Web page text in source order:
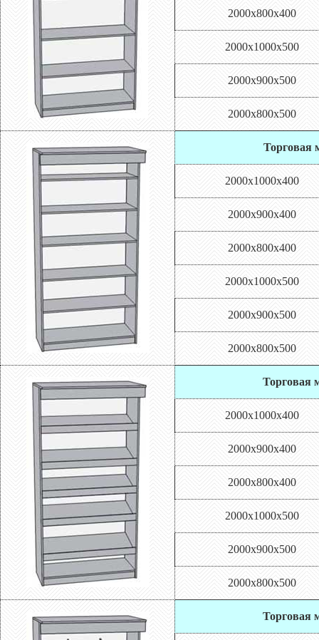
2000х800х400
2000х1000х500
2000х900х500
2000х800х500
Торговая
2000х1000х400
2000х900х400
2000х800х400
2000х1000х500
2000х900х500
2000х800х500
Торговая
2000х1000х400
2000х900х400
2000х800х400
2000х1000х500
2000х900х500
2000х800х500
Торговая